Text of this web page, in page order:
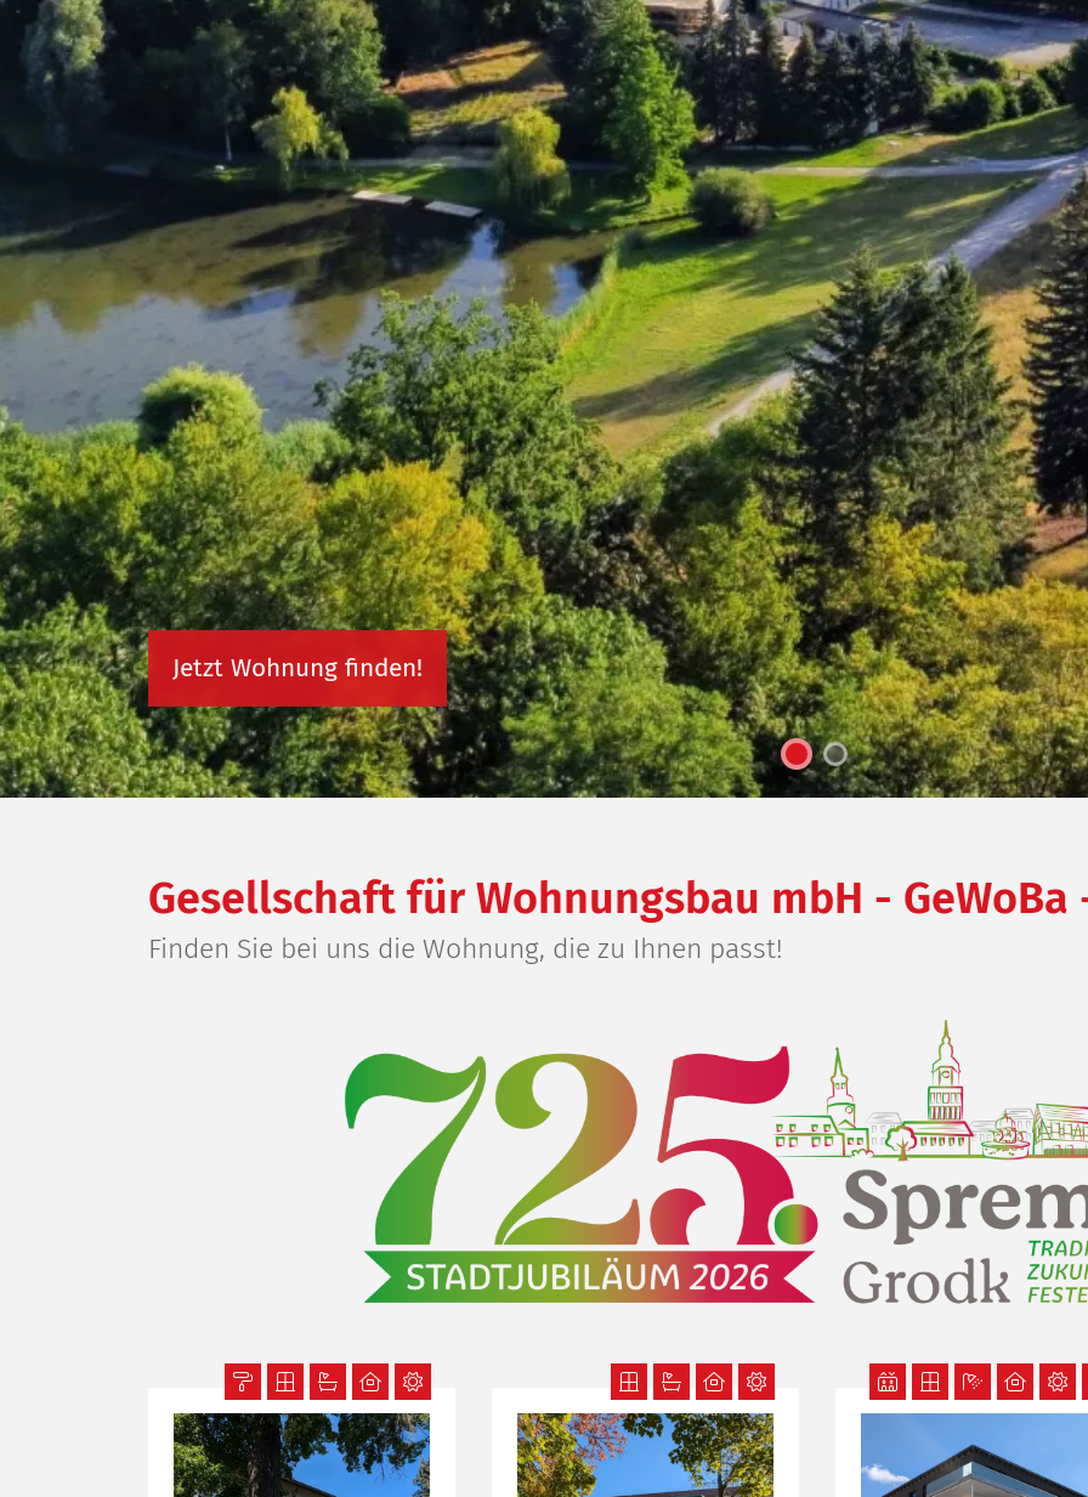
Jetzt Wohnung finden!
Gesellschaft für Wohnungsbau mbH - GeWoBa
Finden Sie bei uns die Wohnung, die zu Ihnen passt!